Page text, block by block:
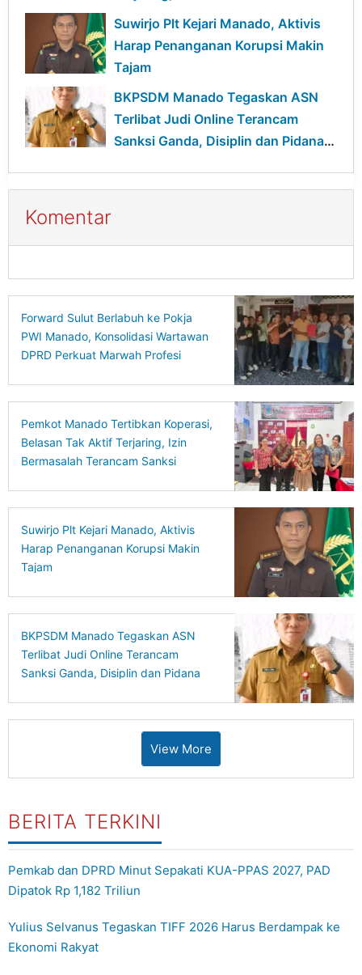
Terancam Sanksi
Suwirjo Plt Kejari Manado, Aktivis
Harap Penanganan Korupsi Makin
Tajam
BKPSDM Manado Tegaskan ASN
Terlibat Judi Online Terancam
Sanksi Ganda, Disiplin dan Pidana
Komentar
Forward Sulut Berlabuh ke Pokja
PWI Manado, Konsolidasi Wartawan
DPRD Perkuat Marwah Profesi
Pemkot Manado Tertibkan Koperasi,
Belasan Tak Aktif Terjaring, Izin
Bermasalah Terancam Sanksi
Suwirjo Plt Kejari Manado, Aktivis
Harap Penanganan Korupsi Makin
Tajam
BKPSDM Manado Tegaskan ASN
Terlibat Judi Online Terancam
Sanksi Ganda, Disiplin dan Pidana
View More
BERITA TERKINI
Pemkab dan DPRD Minut Sepakati KUA-PPAS 2027, PAD
Dipatok Rp 1,182 Triliun
Yulius Selvanus Tegaskan TIFF 2026 Harus Berdampak ke
Ekonomi Rakyat